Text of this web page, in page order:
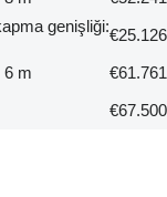
genişliği:€25.126
6 m
€61.761
€67.500